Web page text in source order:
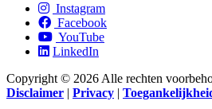
Instagram
Facebook
YouTube
LinkedIn
Copyright © 2026 Alle rechten
Disclaimer | Privacy |